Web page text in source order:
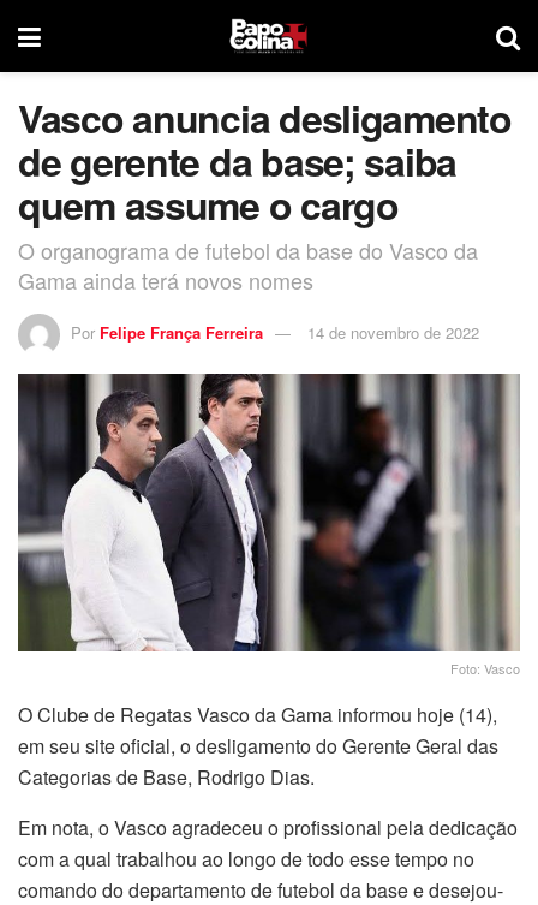
Vasco anuncia desligamento
de gerente da base; saiba
quem assume o cargo
O organograma de futebol da base do Vasco da
Gama ainda terá novos nomes
Por Felipe França Ferreira 14 de novembro de 2022
Foto: Vasco
O Clube de Regatas Vasco da Gama informou hoje (14),
em seu site oficial, o desligamento do Gerente Geral das
Categorias de Base, Rodrigo Dias.
Em nota, o Vasco agradeceu o profissional pela dedicação
com a qual trabalhou ao longo de todo esse tempo no
comando do departamento de futebol da base e desejou-